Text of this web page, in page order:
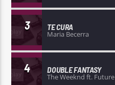
3 TE CURA
Maria Becerra
4 DOUBLE FANTASY
The Weeknd ft. Future